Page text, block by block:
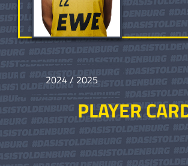
2024 / 2025
PLAYER